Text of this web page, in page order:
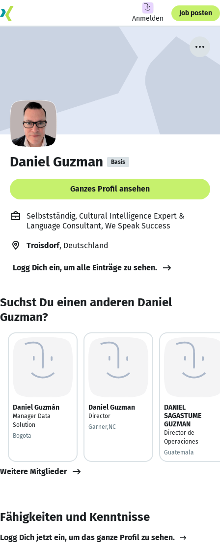
Anmelden
Job posten
Daniel Guzman Basis
Ganzes Profil ansehen
Selbstständig, Cultural Intelligence Expert &
Language Consultant, We Speak Success
Troisdorf, Deutschland
Logg Dich ein, um alle Einträge zu sehen.
Suchst Du einen anderen Daniel
Guzman?
Daniel Guzmán
Manager Data
Solution
Bogota
Daniel Guzman
Director
Garner,NC
DANIEL
SAGASTUME
GUZMAN
Director de
Operaciones
Guatemala
Weitere Mitglieder
Fähigkeiten und Kenntnisse
Logg Dich jetzt ein, um das ganze Profil zu sehen.